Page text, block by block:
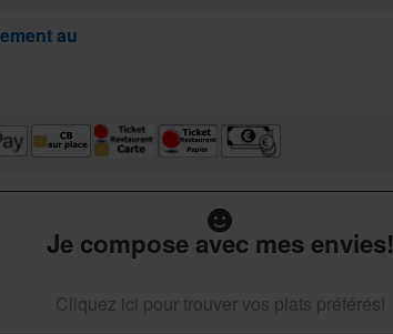
au
Je compose avec mes envies!
Cliquez ici pour trouver vos plats préférés!